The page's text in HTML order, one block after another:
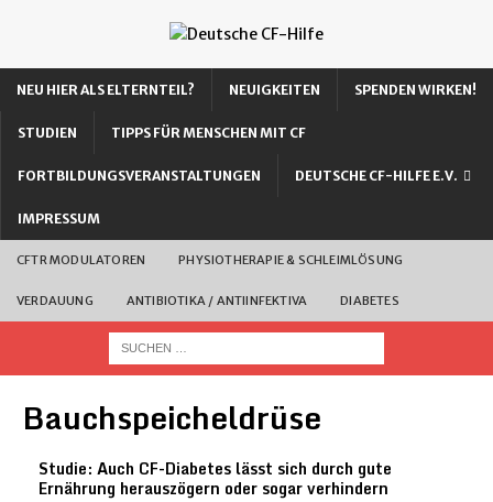
NEU HIER ALS ELTERNTEIL? NEUIGKEITEN SPENDEN WIRKEN!
STUDIEN TIPPS FÜR MENSCHEN MIT CF
FORTBILDUNGSVERANSTALTUNGEN DEUTSCHE CF-HILFE E.V.
IMPRESSUM
CFTR MODULATOREN PHYSIOTHERAPIE & SCHLEIMLÖSUNG
VERDAUUNG ANTIBIOTIKA / ANTIINFEKTIVA DIABETES
Bauchspeicheldrüse
Studie: Auch CF-Diabetes lässt sich durch gute
Ernährung herauszögern oder sogar verhindern